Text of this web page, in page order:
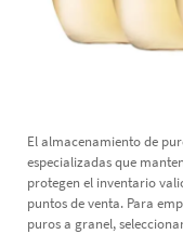
El almacenamiento de
especializadas que
protegen el inventario
puntos de venta. Para
puros a granel,